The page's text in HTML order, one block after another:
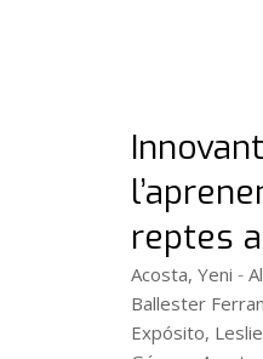
reptes
Acosta, Yeni -
Ballester
Expósito,